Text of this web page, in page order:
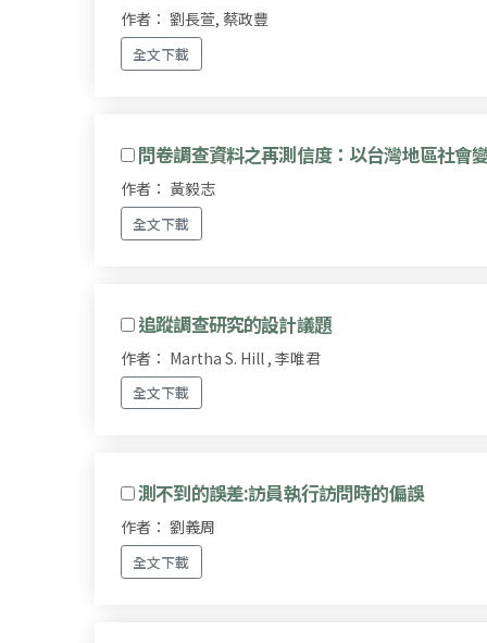
作者： 劉長萱, 蔡政豐
全文下載
問卷調查資料之再測信度：以台灣地區社會
作者： 黃毅志
全文下載
追蹤調查研究的設計議題
作者： Martha S. Hill , 李唯君
全文下載
測不到的誤差:訪員執行訪問時的偏誤
作者： 劉義周
全文下載